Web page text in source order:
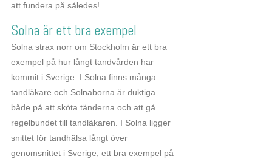
att fundera på således!
Solna är ett bra exempel
Solna strax norr om Stockholm är ett bra
exempel på hur långt tandvården har
kommit i Sverige. I Solna finns många
tandläkare och Solnaborna är duktiga
både på att sköta tänderna och att gå
regelbundet till tandläkaren. I Solna ligger
snittet för tandhälsa långt över
genomsnittet i Sverige, ett bra exempel på